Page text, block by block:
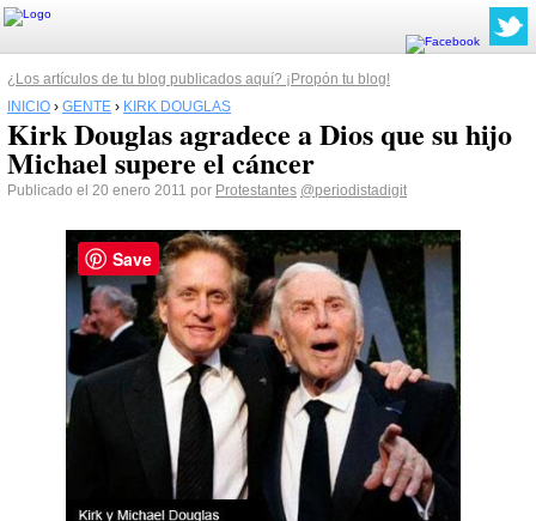
¿Los artículos de tu blog publicados aquí? ¡Propón tu blog!
INICIO › GENTE › KIRK DOUGLAS
Kirk Douglas agradece a Dios que su hijo
Michael supere el cáncer
Publicado el 20 enero 2011 por Protestantes @periodistadigit
Save